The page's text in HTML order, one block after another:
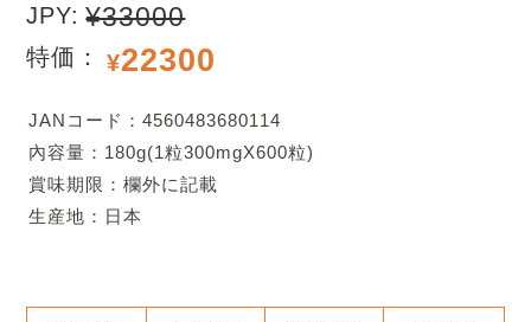
JPY: ¥33000
特価： ¥22300
JANコード：4560483680114
內容量：180g(1粒300mgX600粒)
賞味期限：欄外に記載
生産地：日本